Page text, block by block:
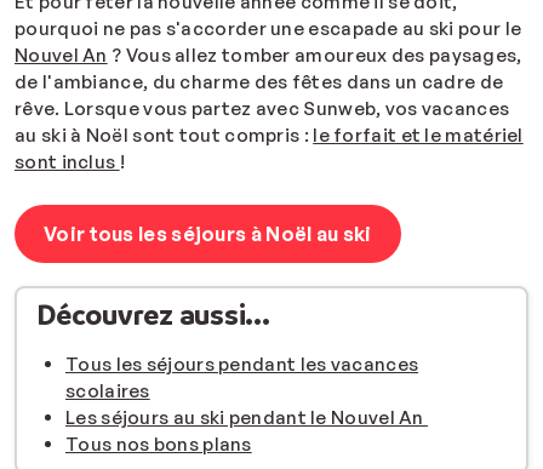
pourquoi ne pas s'accorder une escapade au ski pour le
Nouvel An ? Vous allez tomber amoureux des paysages,
de l'ambiance, du charme des fêtes dans un cadre de
rêve. Lorsque vous partez avec Sunweb, vos vacances
au ski à Noël sont tout compris : le forfait et le matériel
sont inclus !
Voir tous les séjours à Noël au ski
Découvrez aussi...
Tous les séjours pendant les vacances
scolaires
Les séjours au ski pendant le Nouvel An
Tous nos bons plans